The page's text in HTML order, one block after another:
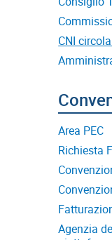
CNI
Area PEC
Richiesta
Agenzia